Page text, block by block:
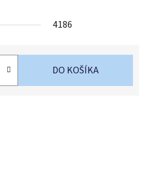
4186
DO KOŠÍKA